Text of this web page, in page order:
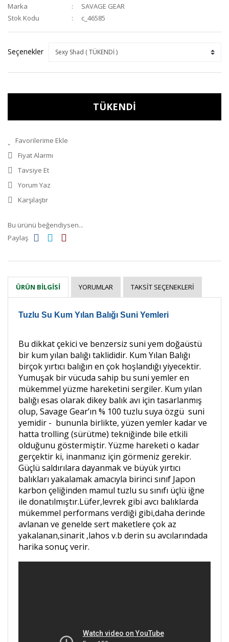
Marka
SAVAGE GEAR
Stok Kodu
c_46585
Seçenekler
TÜKENDİ
Fiyat Alarmı
Tavsiye Et
Yorum Yaz
Karşılaştır
Bu ürünü beğendiysen...
Paylaş
ÜRÜN BILGISI YORUMLAR TAKSIT SEÇENEKLERI
Tuzlu Su Kum Yılan Balığı Suni Yemleri
Bu dikkat çekici ve benzersiz suni yem doğaüstü
bir kum yılan balığı taklididir. Kum Yılan Balığı
birçok yırtıcı balığın en çok hoşlandığı yiyecektir.
Yumuşak bir vücuda sahip bu suni yemler en
mükemmel yüzme hareketini sergiler. Kum yılan
balığı esas olarak dikey balık avı için tasarlanmış
olup, Savage Gear’ın % 100 tuzlu suya özgü suni
yemidir - bununla birlikte, yüzen yemler kadar ve
hatta trolling (sürütme) tekniğinde bile etkili
olduğunu göstermiştir. Yüzme hareketi o kadar
gerçektir ki, inanmanız için görmeniz gerekir.
Güçlü saldırılara dayanmak ve büyük yırtıcı
balıkları yakalamak amacıyla birinci sınıf Japon
karbon çeliğinden mamul tuzlu su sınıfı üçlü iğne
ile donatılmıştır.Lüfer,levrek gibi avcı balıklarda
mükemmel performans verdiği gibi,daha derinde
avlanan ve genelde sert maketlere çok az
yakalanan,sinarit ,lahos v.b derin su avcılarındada
harika sonuç verir.